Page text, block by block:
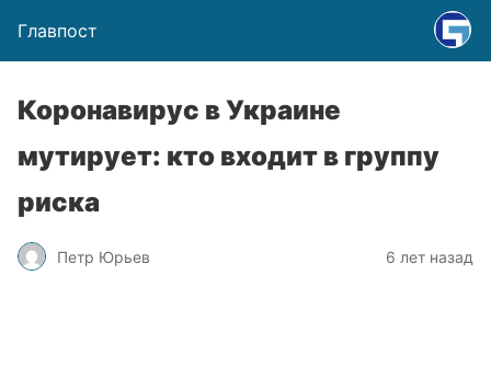
Главпост
Коронавирус в Украине
мутирует: кто входит в группу
риска
Петр Юрьев 6 лет назад